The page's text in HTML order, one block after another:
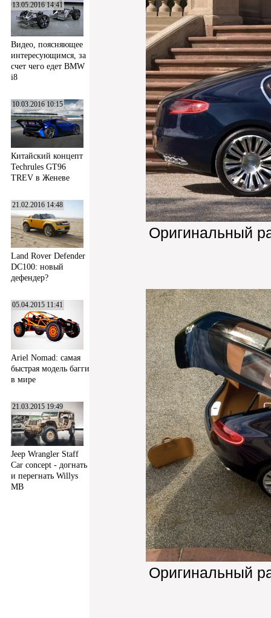
13.05.2016 14:41
Видео, поясняющее
интересующимся, за
счет чего едет BMW
i8
10.03.2016 10:15
Китайский концепт
Techrules GT96
TREV в Женеве
21.02.2016 14:48
Land Rover Defender
DC100: новый
дефендер?
05.04.2015 11:41
Ariel Nomad: самая
быстрая модель багги
в мире
21.03.2015 19:49
Jeep Wrangler Staff
Car concept - догнать
и перегнать Willys
MB
Оригинальный
Оригинальный